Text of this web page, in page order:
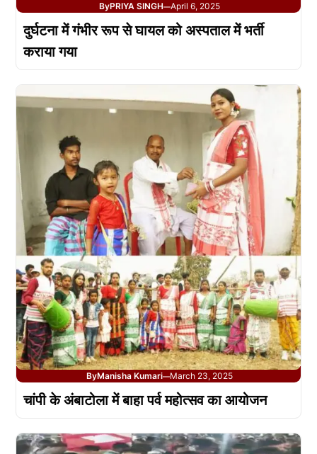
ByPRIYA SINGH—April 6, 2025
दुर्घटना में गंभीर रूप से घायल को अस्पताल में भर्ती
कराया गया
ByManisha Kumari—March 23, 2025
चांपी के अंबाटोला में बाहा पर्व महोत्सव का आयोजन